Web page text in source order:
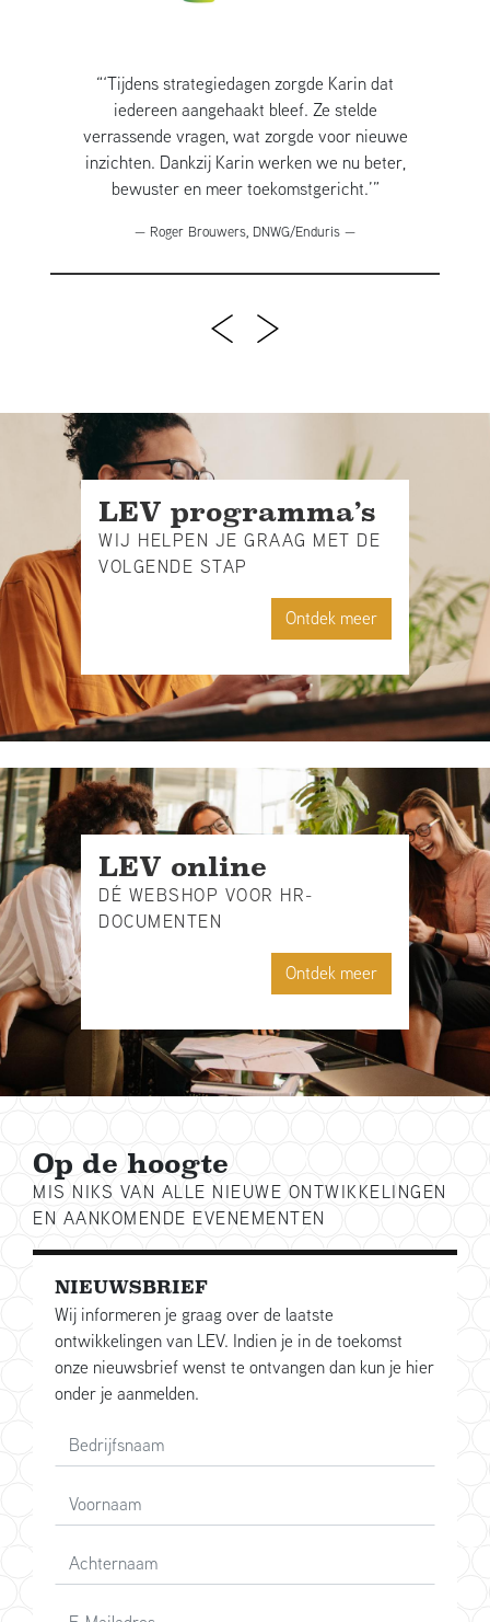
“‘Tijdens strategiedagen zorgde Karin dat
iedereen aangehaakt bleef. Ze stelde
verrassende vragen, wat zorgde voor nieuwe
inzichten. Dankzij Karin werken we nu beter,
bewuster en meer toekomstgericht.’”
— Roger Brouwers, DNWG/Enduris —
LEV programma’s
WIJ HELPEN JE GRAAG MET DE
VOLGENDE STAP
Ontdek meer
LEV online
DÉ WEBSHOP VOOR HR-
DOCUMENTEN
Ontdek meer
Op de hoogte
MIS NIKS VAN ALLE NIEUWE ONTWIKKELINGEN
EN AANKOMENDE EVENEMENTEN
NIEUWSBRIEF
Wij informeren je graag over de laatste
ontwikkelingen van LEV. Indien je in de toekomst
onze nieuwsbrief wenst te ontvangen dan kun je hier
onder je aanmelden.